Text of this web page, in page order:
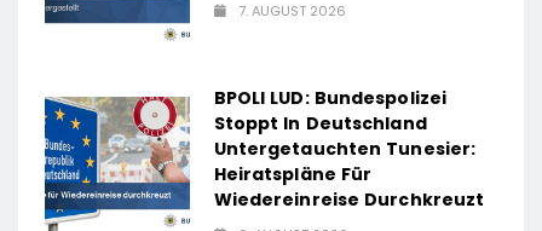
7. AUGUST 2026
BPOLI LUD: Bundespolizei
Stoppt In Deutschland
Untergetauchten Tunesier:
Heiratspläne Für
Wiedereinreise Durchkreuzt